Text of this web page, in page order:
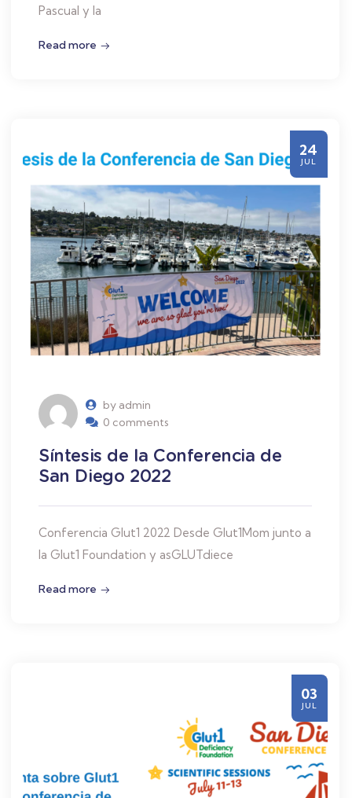
Pascual y la
Read more
by admin
0 comments
Síntesis de la Conferencia de
San Diego 2022
Conferencia Glut1 2022 Desde Glut1Mom junto a
la Glut1 Foundation y asGLUTdiece
Read more
24
JUL
03
JUL